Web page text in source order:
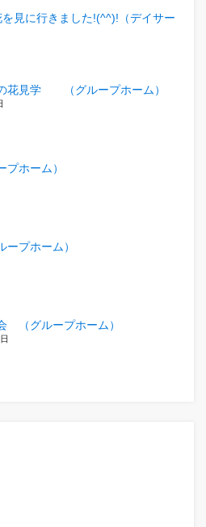
を見に行きました!(^^)!（デイサー
花見学 （グループホーム）
プホーム）
ープホーム）
（グループホーム）